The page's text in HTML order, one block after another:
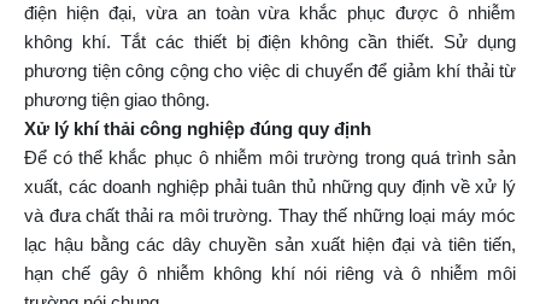
điện hiện đại, vừa an toàn vừa khắc phục được ô nhiễm
không khí. Tắt các thiết bị điện không cần thiết. Sử dụng
phương tiện công cộng cho việc di chuyển để giảm khí thải từ
phương tiện giao thông.
Xử lý khí thải công nghiệp đúng quy định
Để có thể khắc phục ô nhiễm môi trường trong quá trình sản
xuất, các doanh nghiệp phải tuân thủ những quy định về xử lý
và đưa chất thải ra môi trường. Thay thế những loại máy móc
lạc hậu bằng các dây chuyền sản xuất hiện đại và tiên tiến,
hạn chế gây ô nhiễm không khí nói riêng và ô nhiễm môi